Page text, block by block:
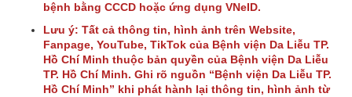
bệnh bằng CCCD hoặc ứng dụng VNeID.
Lưu ý: Tất cả thông tin, hình ảnh trên Website,
Fanpage, YouTube, TikTok của Bệnh viện Da Liễu TP.
Hồ Chí Minh thuộc bản quyền của Bệnh viện Da Liễu
TP. Hồ Chí Minh. Ghi rõ nguồn “Bệnh viện Da Liễu TP.
Hồ Chí Minh” khi phát hành lại thông tin, hình ảnh từ